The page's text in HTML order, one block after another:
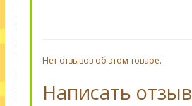
Нет отзывов об этом товаре.
Написать отзыв